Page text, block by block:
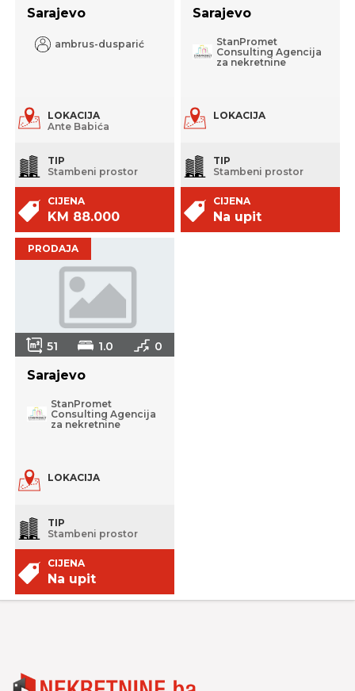
Sarajevo
ambrus-dusparić
LOKACIJA
Ante Babića
TIP
Stambeni prostor
CIJENA
KM 88.000
Sarajevo
StanPromet
Consulting Agencija
za nekretnine
LOKACIJA
TIP
Stambeni prostor
CIJENA
Na upit
PRODAJA
51 1.0 0
Sarajevo
StanPromet
Consulting Agencija
za nekretnine
LOKACIJA
TIP
Stambeni prostor
CIJENA
Na upit